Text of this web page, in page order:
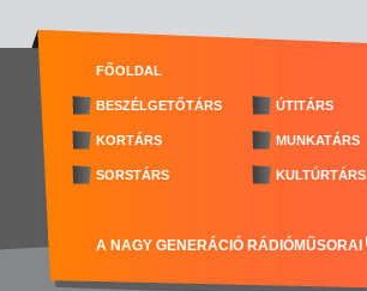
FŐOLDAL
BESZÉLGETŐTÁRS ÚTITÁRS
KORTÁRS MUNKATÁRS
SORSTÁRS KULTÚRTÁRS
A NAGY GENERÁCIÓ RÁDIÓMŰSORAI